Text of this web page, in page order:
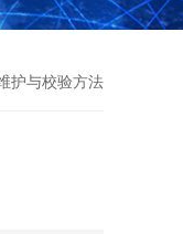
护与校验方法